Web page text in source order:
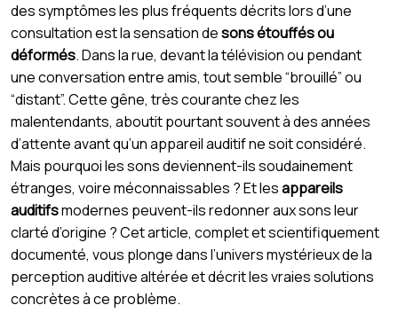
des symptômes les plus fréquents décrits lors d’une
consultation est la sensation desons étouffés ou
déformés. Dans la rue, devant la télévision ou pendant
une conversation entre amis, tout semble “brouillé” ou
“distant”. Cette gêne, très courante chez les
malentendants, aboutit pourtant souvent à des années
d’attente avant qu’un appareil auditif ne soit considéré.
Mais pourquoi les sons deviennent-ils soudainement
étranges, voire méconnaissables ? Et lesappareils
auditifsmodernes peuvent-ils redonner aux sons leur
clarté d’origine ? Cet article, complet et scientifiquement
documenté, vous plonge dans l’univers mystérieux de la
perception auditive altérée et décrit les vraies solutions
concrètes à ce problème.